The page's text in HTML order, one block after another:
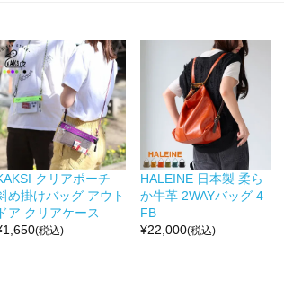
クリアポーチ
め掛けバッグ アウト
ドア クリアケース
1,650(税込)
HALEINE 日本製 柔ら
か牛革 2WAYバッグ 4
FB
¥22,000(税込)